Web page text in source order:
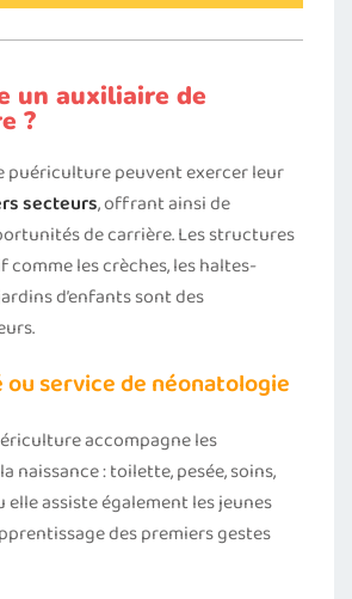
un auxiliaire de
?
puériculture peuvent exercer leur
secteurs, offrant ainsi de
de carrière. Les structures
comme les crèches, les haltes-
d’enfants sont des
service de néonatologie
accompagne les
naissance : toilette, pesée, soins,
elle assiste également les jeunes
des premiers gestes